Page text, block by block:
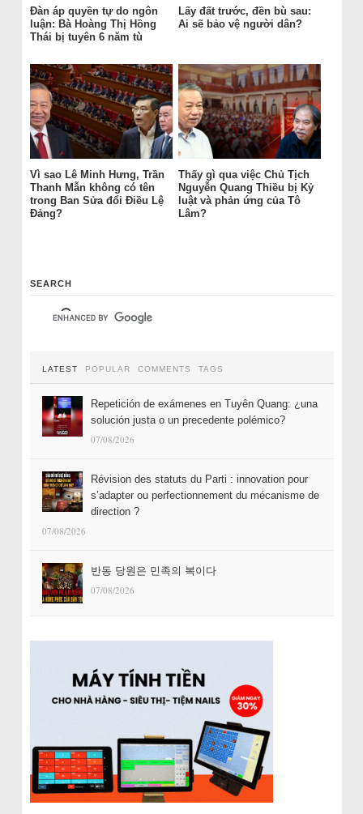
Đàn áp quyền tự do ngôn
luận: Bà Hoàng Thị Hồng
Thái bị tuyên 6 năm tù
Lấy đất trước, đền bù sau:
Ai sẽ bảo vệ người dân?
Vì sao Lê Minh Hưng, Trần
Thanh Mẫn không có tên
trong Ban Sửa đổi Điều Lệ
Đảng?
Thấy gì qua việc Chủ Tịch
Nguyễn Quang Thiều bị Kỷ
luật và phản ứng của Tô
Lâm?
SEARCH
LATEST POPULAR COMMENTS TAGS
Repetición de exámenes en Tuyên Quang: ¿una
solución justa o un precedente polémico?
07/08/2026
Révision des statuts du Parti : innovation pour
s’adapter ou perfectionnement du mécanisme de
direction ?
07/08/2026
반동 당원은 민족의 복이다
07/08/2026